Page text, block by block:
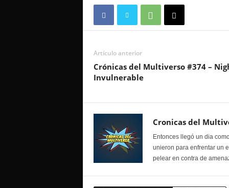
Artículo anterior
Crónicas del Multiverso #374 –
Invulnerable
Cronicas del
Entonces llegó un dia
unieron para enfrentar un
pelear en contra de